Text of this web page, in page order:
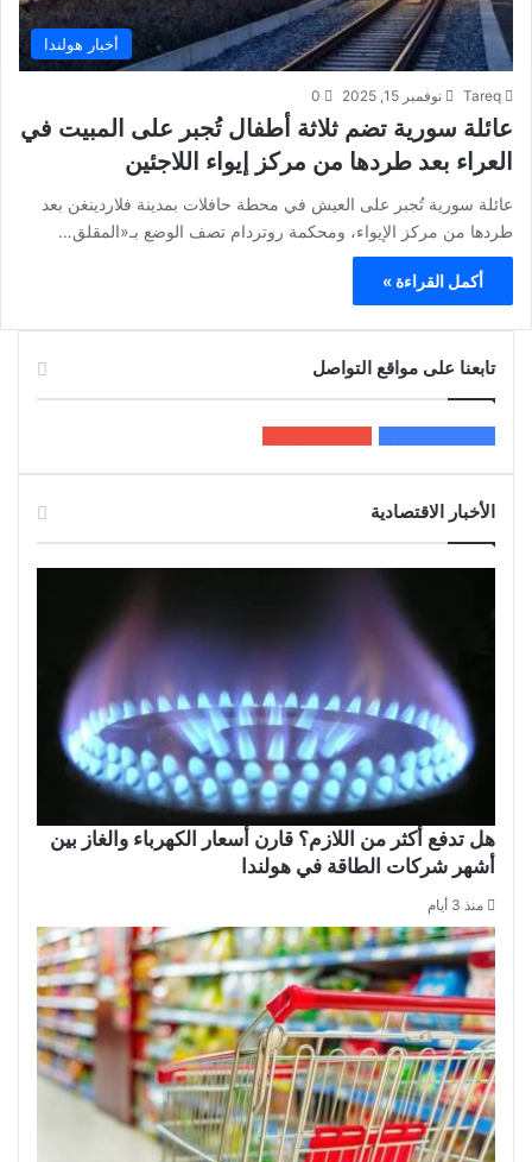
أخبار هولندا
Tareq نوفمبر 15, 2025 0
عائلة سورية تضم ثلاثة أطفال تُجبر على المبيت في
العراء بعد طردها من مركز إيواء اللاجئين
عائلة سورية تُجبر على العيش في محطة حافلات بمدينة فلاردينغن بعد
طردها من مركز الإيواء، ومحكمة روتردام تصف الوضع بـ«المقلق…
أكمل القراءة »
تابعنا على مواقع التواصل
الأخبار الاقتصادية
هل تدفع أكثر من اللازم؟ قارن أسعار الكهرباء والغاز بين
أشهر شركات الطاقة في هولندا
منذ 3 أيام